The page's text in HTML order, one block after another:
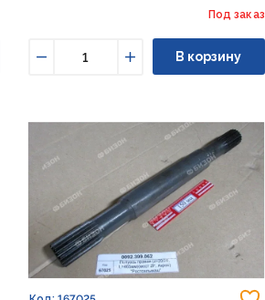
Под заказ
Увеличить
В корзину